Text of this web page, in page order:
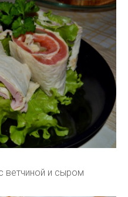
ветчиной и сыром